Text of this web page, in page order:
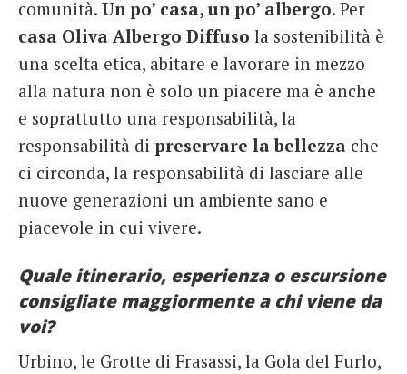
comunità. Un po’ casa, un po’ albergo. Per
casa Oliva Albergo Diffuso la sostenibilità è
una scelta etica, abitare e lavorare in mezzo
alla natura non è solo un piacere ma è anche
e soprattutto una responsabilità, la
responsabilità di preservare la bellezza che
ci circonda, la responsabilità di lasciare alle
nuove generazioni un ambiente sano e
piacevole in cui vivere.
Quale itinerario, esperienza o escursione
consigliate maggiormente a chi viene da
voi?
Urbino, le Grotte di Frasassi, la Gola del Furlo,